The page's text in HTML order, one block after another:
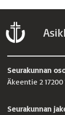
Seurakunnan
Äkeentie 2 17200
Seurakunnan